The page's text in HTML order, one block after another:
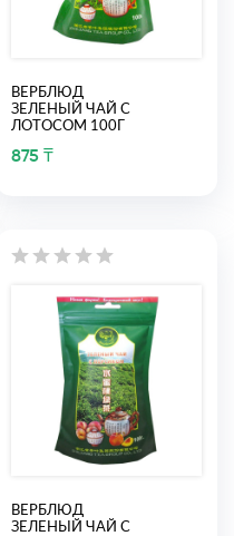
ВЕРБЛЮД
ЗЕЛЕНЫЙ ЧАЙ С
ЛОТОСОМ 100Г
875 ₸
ВЕРБЛЮД
ЗЕЛЕНЫЙ ЧАЙ С